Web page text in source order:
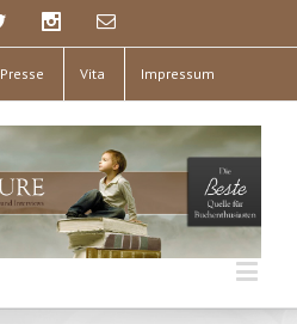
Presse Vita Impressum